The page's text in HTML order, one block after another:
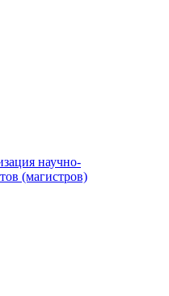
научно-
(магистров)